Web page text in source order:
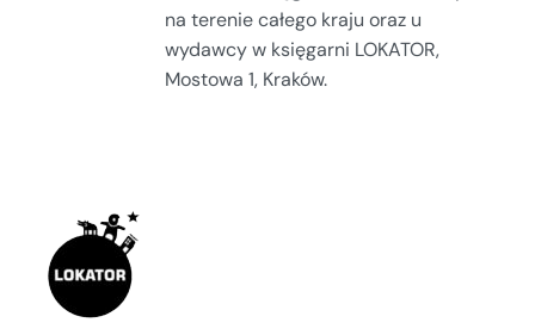
na terenie całego kraju oraz u
wydawcy w księgarni LOKATOR,
Mostowa 1, Kraków.